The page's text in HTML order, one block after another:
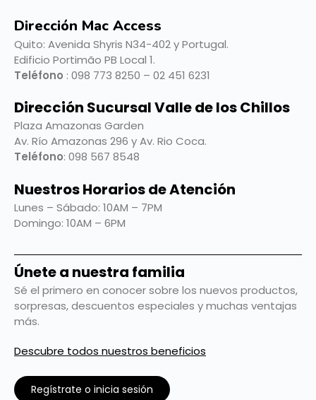
Dirección Mac Access
Quito: Avenida Shyris N34-402 y Portugal.
Edificio Portimão PB Local 1.
Teléfono : 098 773 8250 – 02 451 6231
Dirección Sucursal Valle de los Chillos
Plaza Amazonas Garden
Av. Río Amazonas 296 y Av. Rio Coca.
Teléfono: 098 567 8548
Nuestros Horarios de Atención
Lunes – Sábado: 10AM – 7PM
Domingo: 10AM – 6PM
Únete a nuestra familia
Sé el primero en conocer sobre los nuevos productos,
sorpresas, descuentos especiales y muchas ventajas
más.
Descubre todos nuestros beneficios
Regístrate o inicia sesión